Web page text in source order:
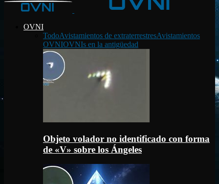
OVNI
TodoAvistamientos de extraterrestresAvistamientos
OVNIOVNIs en la antigüedad
Objeto volador no identificado con forma
de «V» sobre los Ángeles